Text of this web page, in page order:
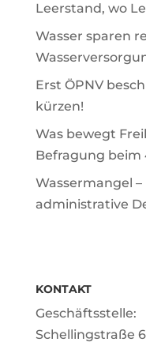
Leerstand, wo
Wasser sparen
Erst ÖPNV
kürzen!
Was bewegt
Befragung beim
Wassermangel
administrative
KONTAKT
Geschäftsstelle:
Schellingstraße